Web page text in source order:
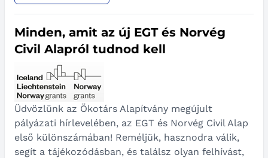
Minden, amit az új EGT és Norvég
Civil Alapról tudnod kell
Üdvözlünk az Ökotárs Alapítvány megújult
pályázati hírlevelében, az EGT és Norvég Civil Alap
első különszámában! Reméljük, hasznodra válik,
segít a tájékozódásban, és találsz olyan felhívást,